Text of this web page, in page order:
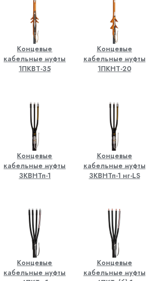
Концевые
кабельные муфты
1ПКВТ-35
Концевые
кабельные муфты
1ПКНТ-20
Концевые
кабельные муфты
3КВНТп-1
Концевые
кабельные муфты
3КВНТп-1 нг-LS
Концевые
кабельные муфты
Концевые
кабельные муфты